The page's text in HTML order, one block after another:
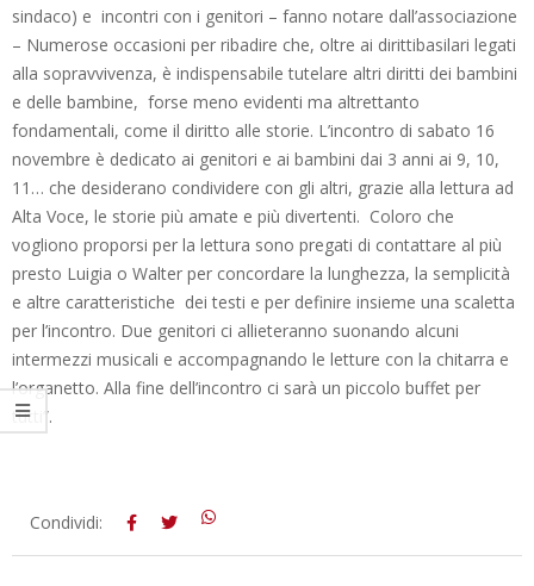
sindaco) e incontri con i genitori – fanno notare dall’associazione
– Numerose occasioni per ribadire che, oltre ai dirittibasilari legati
alla sopravvivenza, è indispensabile tutelare altri diritti dei bambini
e delle bambine, forse meno evidenti ma altrettanto
fondamentali, come il diritto alle storie. L’incontro di sabato 16
novembre è dedicato ai genitori e ai bambini dai 3 anni ai 9, 10,
11… che desiderano condividere con gli altri, grazie alla lettura ad
Alta Voce, le storie più amate e più divertenti. Coloro che
vogliono proporsi per la lettura sono pregati di contattare al più
presto Luigia o Walter per concordare la lunghezza, la semplicità
e altre caratteristiche dei testi e per definire insieme una scaletta
per l’incontro. Due genitori ci allieteranno suonando alcuni
intermezzi musicali e accompagnando le letture con la chitarra e
l’organetto. Alla fine dell’incontro ci sarà un piccolo buffet per
tutti”.
2013-
Condividi: